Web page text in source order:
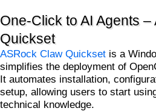
One-Click to AI Agents
Quickset
ASRock Claw Quickset is a
simplifies the deployment of
It automates installation,
setup, allowing users to start
technical knowledge.